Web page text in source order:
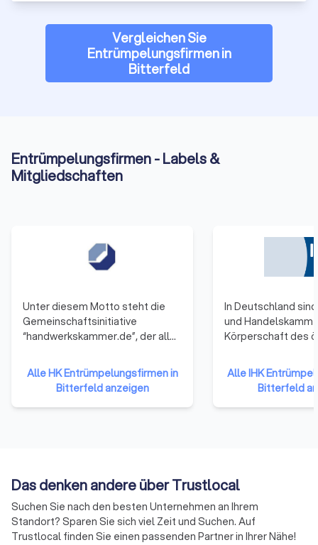
Vergleichen Sie
Entrümpelungsfirmen in
Bitterfeld
Entrümpelungsfirmen - Labels &
Mitgliedschaften
Unter diesem Motto steht die
Gemeinschaftsinitiative
“handwerkskammer.de”, der alle
angehören. Sie repräsentieren
damit das gesamte Handwerk in
der Bundesrepublik Deutschland.
Die Mitglieder haben sich darauf
der Handwerkskammern
effizienter und effektiver
werden.
Alle HK Entrümpelungsfirmen in
Bitterfeld anzeigen
In Deutschland
und
Körperschaft des
Unternehmen
Unternehmen mit
reiner
an.
Alle IHK
Bitterfeld
Das denken andere über Trustlocal
Suchen Sie nach den besten Unternehmen an Ihrem
Standort? Sparen Sie sich viel Zeit und Suchen. Auf
Trustlocal finden Sie einen passenden Partner in Ihrer Nähe!